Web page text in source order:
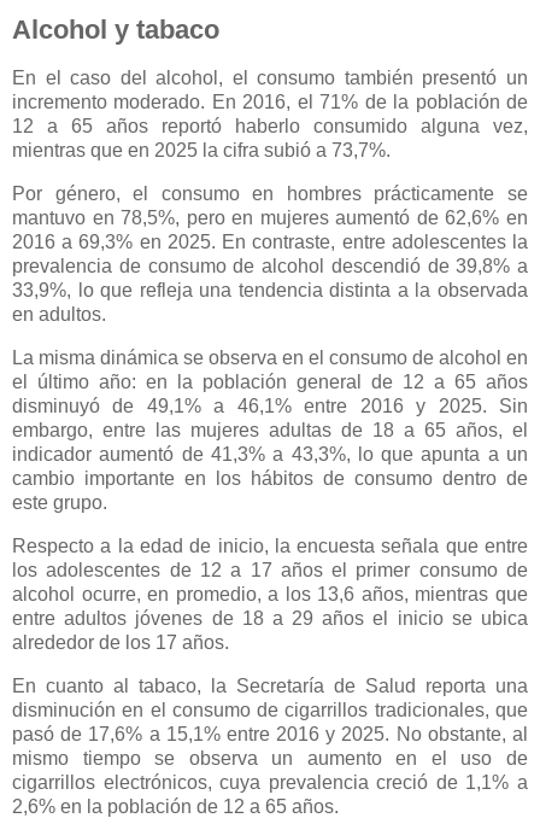
Alcohol y tabaco
En el caso del alcohol, el consumo también presentó un
incremento moderado. En 2016, el 71% de la población de
12 a 65 años reportó haberlo consumido alguna vez,
mientras que en 2025 la cifra subió a 73,7%.
Por género, el consumo en hombres prácticamente se
mantuvo en 78,5%, pero en mujeres aumentó de 62,6% en
2016 a 69,3% en 2025. En contraste, entre adolescentes la
prevalencia de consumo de alcohol descendió de 39,8% a
33,9%, lo que refleja una tendencia distinta a la observada
en adultos.
La misma dinámica se observa en el consumo de alcohol en
el último año: en la población general de 12 a 65 años
disminuyó de 49,1% a 46,1% entre 2016 y 2025. Sin
embargo, entre las mujeres adultas de 18 a 65 años, el
indicador aumentó de 41,3% a 43,3%, lo que apunta a un
cambio importante en los hábitos de consumo dentro de
este grupo.
Respecto a la edad de inicio, la encuesta señala que entre
los adolescentes de 12 a 17 años el primer consumo de
alcohol ocurre, en promedio, a los 13,6 años, mientras que
entre adultos jóvenes de 18 a 29 años el inicio se ubica
alrededor de los 17 años.
En cuanto al tabaco, la Secretaría de Salud reporta una
disminución en el consumo de cigarrillos tradicionales, que
pasó de 17,6% a 15,1% entre 2016 y 2025. No obstante, al
mismo tiempo se observa un aumento en el uso de
cigarrillos electrónicos, cuya prevalencia creció de 1,1% a
2,6% en la población de 12 a 65 años.